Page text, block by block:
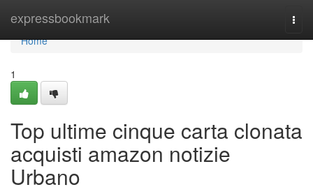
expressbookmark
Home
Home
1
Top ultime cinque carta clonata
acquisti amazon notizie
Urbano